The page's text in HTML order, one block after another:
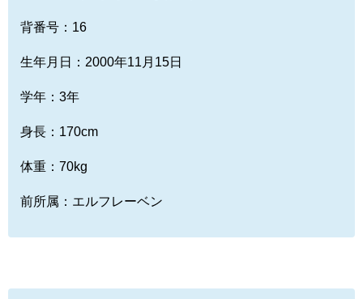
背番号：16
生年月日：2000年11月15日
学年：3年
身長：170cm
体重：70kg
前所属：エルフレーベン